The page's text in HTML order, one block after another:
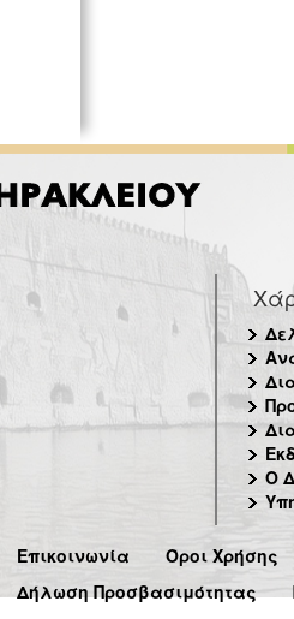
Ο
Επικοινωνία
Όροι Χρήσης
Δήλωση Προσβασιμότητας